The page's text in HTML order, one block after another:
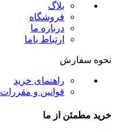
بلاگ
فروشگاه
درباره ما
ارتباط باما
نحوه سفارش
راهنمای خرید
قوانین و مقررات
خرید مطمئن از ما